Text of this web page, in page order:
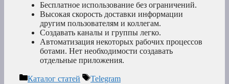
Бесплатное использование без ограничений.
Высокая скорость доставки информации
другим пользователям и коллегам.
Создавать каналы и группы легко.
Автоматизация некоторых рабочих процессов
ботами. Нет необходимости создавать
отдельные приложения.
Рубрики
Каталог статей Метки
Telegram